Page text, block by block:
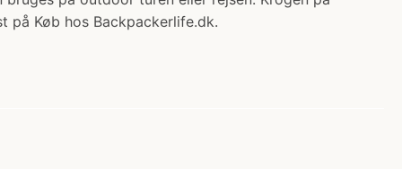
på Køb hos Backpackerlife.dk.